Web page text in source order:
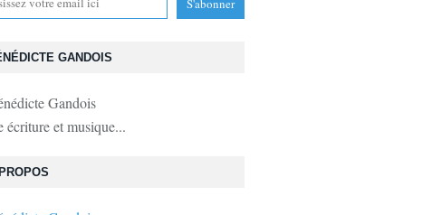
JEUNESSE,ROMAN
GANDOIS
écriture et musique...